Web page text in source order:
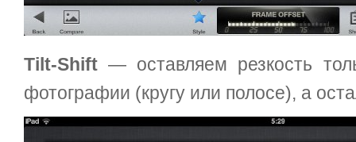
Tilt-Shift — оставляем резкость
фотографии (кругу или полосе), а